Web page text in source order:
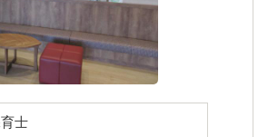
方・キャリアが築けます」
・保護者に伝わる先生たちの
士